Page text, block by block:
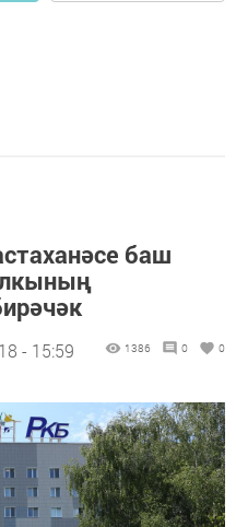
баш
- 15:59 1386 0 0